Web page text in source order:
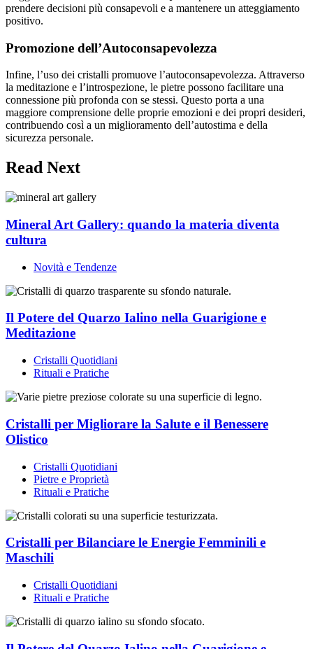
prendere decisioni più consapevoli e a mantenere un atteggiamento
positivo.
Promozione dell’Autoconsapevolezza
Infine, l’uso dei cristalli promuove l’autoconsapevolezza. Attraverso
la meditazione e l’introspezione, le pietre possono facilitare una
connessione più profonda con se stessi. Questo porta a una
maggiore comprensione delle proprie emozioni e dei propri desideri,
contribuendo così a un miglioramento dell’autostima e della
sicurezza personale.
Read Next
Mineral Art Gallery: quando la materia diventa
cultura
Novità e Tendenze
Il Potere del Quarzo Ialino nella Guarigione e
Meditazione
Cristalli Quotidiani
Rituali e Pratiche
Cristalli per Migliorare la Salute e il Benessere
Olistico
Cristalli Quotidiani
Pietre e Proprietà
Rituali e Pratiche
Cristalli per Bilanciare le Energie Femminili e
Maschili
Cristalli Quotidiani
Rituali e Pratiche